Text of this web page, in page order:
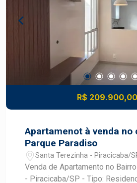
R$
Apartamenot à venda no
Parque Paradiso
Santa Terezinha - Piracicaba/
Venda de Apartamento no
- Piracicaba/SP - Tipo: Residencial - Localização: